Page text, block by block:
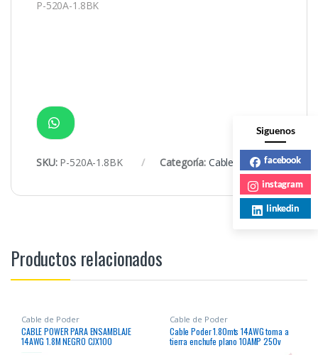
P-520A-1.8BK
SKU: P-520A-1.8BK Categoría: Cable de Poder
Productos relacionados
Cable de Poder
CABLE POWER PARA ENSAMBLAJE
14AWG 1.8M NEGRO CJX100
Cable de Poder
Cable Poder 1.80mts 14AWG toma a
tierra enchufe plano 10AMP 250v
Siguenos
facebook
instagram
linkedin